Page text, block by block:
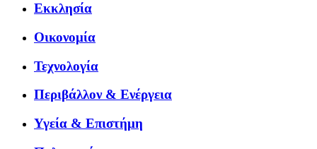
Εκκλησία
Οικονομία
Τεχνολογία
Περιβάλλον & Ενέργεια
Υγεία & Επιστήμη